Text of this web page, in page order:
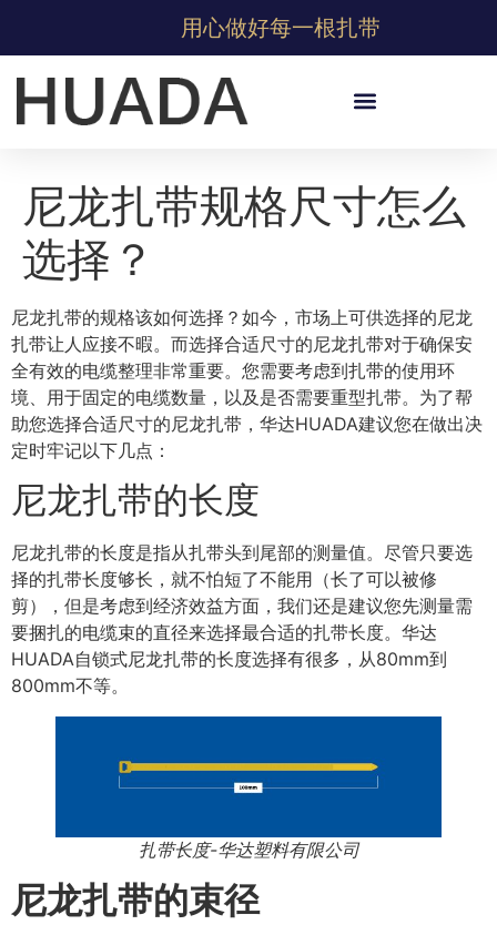
用心做好每一根扎带
尼龙扎带规格尺寸怎么
选择？
尼龙扎带的规格该如何选择？如今，市场上可供选择的尼龙
扎带让人应接不暇。而选择合适尺寸的尼龙扎带对于确保安
全有效的电缆整理非常重要。您需要考虑到扎带的使用环
境、用于固定的电缆数量，以及是否需要重型扎带。为了帮
助您选择合适尺寸的尼龙扎带，华达HUADA建议您在做出决
定时牢记以下几点：
尼龙扎带的长度
尼龙扎带的长度是指从扎带头到尾部的测量值。尽管只要选
择的扎带长度够长，就不怕短了不能用（长了可以被修
剪），但是考虑到经济效益方面，我们还是建议您先测量需
要捆扎的电缆束的直径来选择最合适的扎带长度。华达
HUADA自锁式尼龙扎带的长度选择有很多，从80mm到
800mm不等。
扎带长度-华达塑料有限公司
尼龙扎带的束径